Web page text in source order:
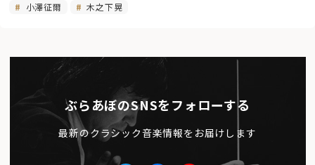
小澤征爾
木之下晃
ぶらあぼのSNSをフォローする
最新のクラシック音楽情報をお届けします